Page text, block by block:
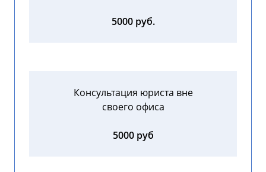
5000 руб.
Консультация юриста вне
своего офиса
5000 руб